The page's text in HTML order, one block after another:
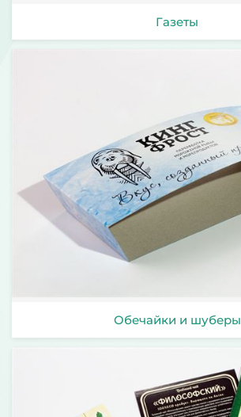
Газеты
Обечайки и шуберы